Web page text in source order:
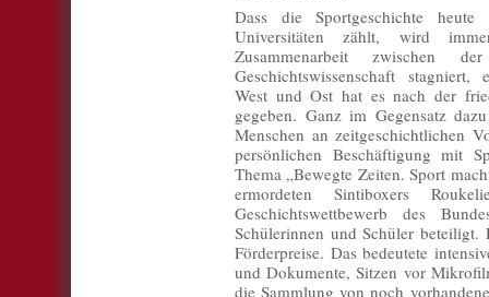
Dass die Sportgeschichte
Universitäten zählt, wird
Zusammenarbeit zwischen
Geschichtswissenschaft stagniert,
West und Ost hat es nach der
gegeben. Ganz im Gegensatz
Menschen an zeitgeschichtlichen
persönlichen Beschäftigung mit
Thema „Bewegte Zeiten. Sport
ermordeten Sintiboxers
Geschichtswettbewerb des
Schülerinnen und Schüler
Förderpreise. Das bedeutete
und Dokumente, Sitzen vor
die Sammlung von noch